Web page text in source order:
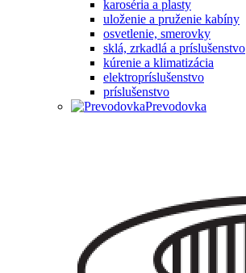
karoséria a plasty
uloženie a pruženie kabíny
osvetlenie, smerovky
sklá, zrkadlá a príslušenstvo
kúrenie a klimatizácia
elektropríslušenstvo
príslušenstvo
Prevodovka